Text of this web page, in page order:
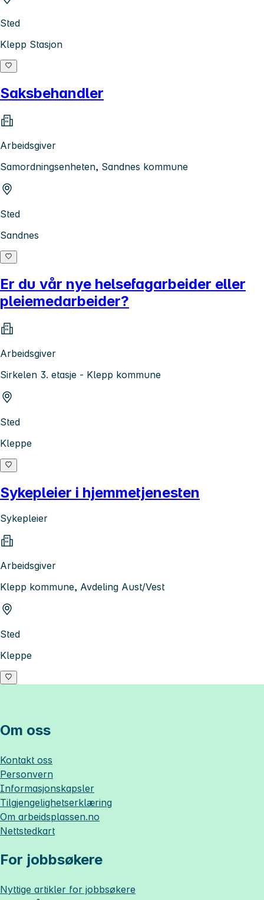
Sted
Klepp Stasjon
Saksbehandler
Arbeidsgiver
Samordningsenheten, Sandnes kommune
Sted
Sandnes
Er du vår nye helsefagarbeider eller
pleiemedarbeider?
Arbeidsgiver
Sirkelen 3. etasje - Klepp kommune
Sted
Kleppe
Sykepleier i hjemmetjenesten
Sykepleier
Arbeidsgiver
Klepp kommune, Avdeling Aust/Vest
Sted
Kleppe
Om oss
Kontakt oss
Personvern
Informasjonskapsler
Tilgjengelighetserklæring
Om arbeidsplassen.no
Nettstedkart
For jobbsøkere
Nyttige artikler for jobbsøkere